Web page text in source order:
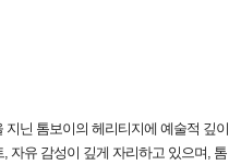
닌 톰보이의 헤리티지에 예술적 깊이
자유 감성이 깊게 자리하고 있으며, 톰